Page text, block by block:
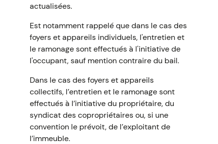
actualisées.
Est notamment rappelé que dans le cas des
foyers et appareils individuels, l'entretien et
le ramonage sont effectués à l'initiative de
l'occupant, sauf mention contraire du bail.
Dans le cas des foyers et appareils
collectifs, l’entretien et le ramonage sont
effectués à l’initiative du propriétaire, du
syndicat des copropriétaires ou, si une
convention le prévoit, de l’exploitant de
l’immeuble.